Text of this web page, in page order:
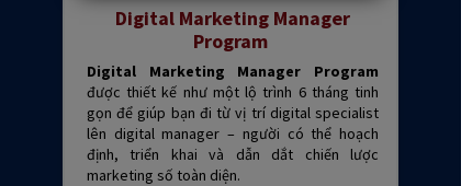
Digital Marketing Manager Program
được thiết kế như một lộ trình 6 tháng tinh
gọn để giúp bạn đi từ vị trí digital specialist
lên digital manager – người có thể hoạch
định, triển khai và dẫn dắt chiến lược
marketing số toàn diện.
Digital Marketing Manager
Program